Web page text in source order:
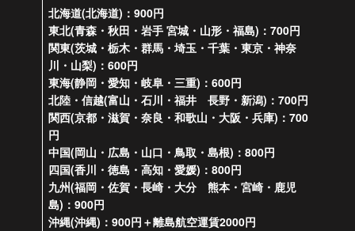
北海道(北海道)：900円
東北(青森・秋田・岩手 宮城・山形・福島)：700円
関東(茨城・栃木・群馬・埼玉・千葉・東京・神奈
川・山梨)：600円
東海(静岡・愛知・岐阜・三重)：600円
北陸・信越(富山・石川・福井 長野・新潟)：700円
関西(京都・滋賀・奈良・和歌山・大阪・兵庫)：700
円
中国(岡山・広島・山口・鳥取・島根)：800円
四国(香川・徳島・高知・愛媛)：800円
九州(福岡・佐賀・長崎・大分 熊本・宮崎・鹿児
島)：900円
沖縄(沖縄)：900円＋離島航空運賃2000円